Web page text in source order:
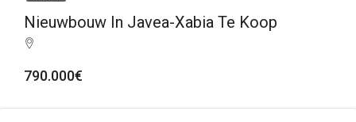
Nieuwbouw In Javea-Xabia Te Koop
790.000€